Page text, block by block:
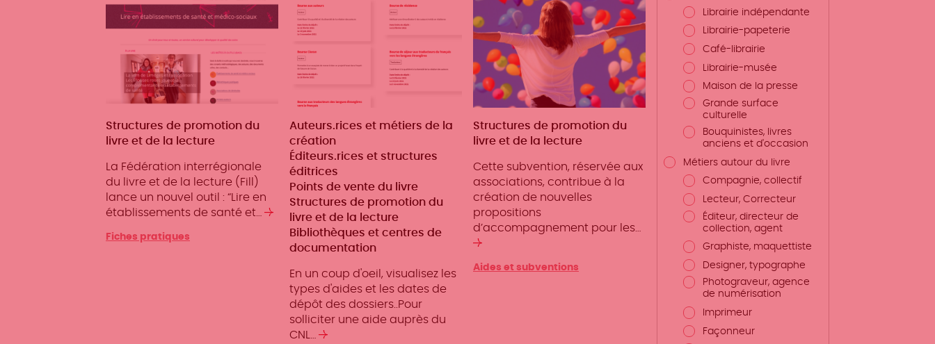
Librairie indépendante
Librairie-papeterie
Café-librairie
Librairie-musée
Maison de la presse
Grande surface
culturelle
Bouquinistes, livres
anciens et d'occasion
Métiers autour du livre
Compagnie, collectif
Lecteur, Correcteur
Éditeur, directeur de
collection, agent
Graphiste, maquettiste
Designer, typographe
Photograveur, agence
de numérisation
Imprimeur
Façonneur
Métiers
Structures de promotion du
livre et de la lecture
La Fédération interrégionale
du livre et de la lecture (Fill)
lance un nouvel outil : “Lire en
établissements de santé et…
Lire
suite
Fiches pratiques
Métiers
Auteurs.rices et métiers de la
création
Éditeurs.rices et structures
éditrices
Points de vente du livre
Structures de promotion du
livre et de la lecture
Bibliothèques et centres de
documentation
En un coup d'oeil, visualisez les
types d'aides et les dates de
dépôt des dossiers..Pour
solliciter une aide auprès du
CNL…
Métiers
Structures de promotion du
livre et de la lecture
Cette subvention, réservée aux
associations, contribue à la
création de nouvelles
propositions
d’accompagnement pour les…
suite
Aides et subventions